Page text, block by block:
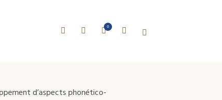
0
d’aspects phonético-